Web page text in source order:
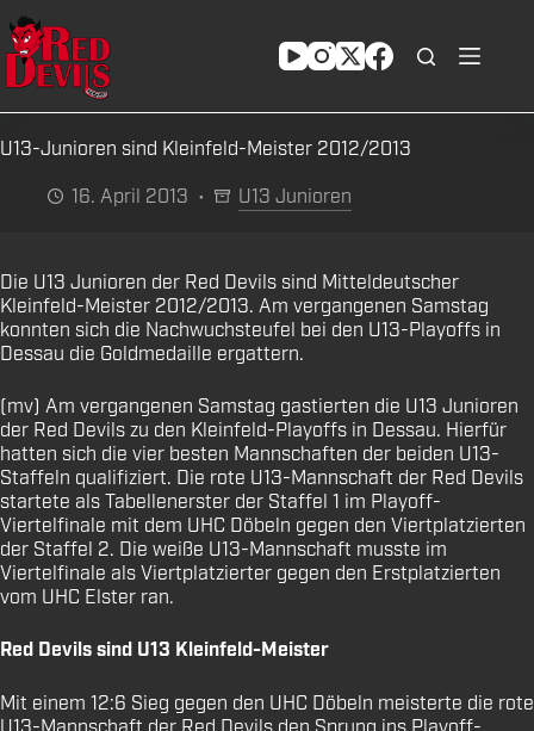
Zum
Inhalt
springen
U13-Junioren sind Kleinfeld-Meister 2012/2013
16. April 2013
U13 Junioren
Die U13 Junioren der Red Devils sind Mitteldeutscher
Kleinfeld-Meister 2012/2013. Am vergangenen Samstag
konnten sich die Nachwuchsteufel bei den U13-Playoffs in
Dessau die Goldmedaille ergattern.
(mv) Am vergangenen Samstag gastierten die U13 Junioren
der Red Devils zu den Kleinfeld-Playoffs in Dessau. Hierfür
hatten sich die vier besten Mannschaften der beiden U13-
Staffeln qualifiziert. Die rote U13-Mannschaft der Red Devils
startete als Tabellenerster der Staffel 1 im Playoff-
Viertelfinale mit dem UHC Döbeln gegen den Viertplatzierten
der Staffel 2. Die weiße U13-Mannschaft musste im
Viertelfinale als Viertplatzierter gegen den Erstplatzierten
vom UHC Elster ran.
Red Devils sind U13 Kleinfeld-Meister
Mit einem 12:6 Sieg gegen den UHC Döbeln meisterte die rote